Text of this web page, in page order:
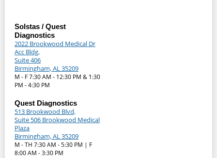
Solstas / Quest
Diagnostics
2022 Brookwood Medical Dr
Acc Bldg,
Suite 406
Birmingham, AL 35209
M - F 7:30 AM - 12:30 PM & 1:30
PM - 4:30 PM
Quest Diagnostics
513 Brookwood Blvd,
Suite 506 Brookwood Medical
Plaza
Birmingham, AL 35209
M - TH 7:30 AM - 5:30 PM | F
8:00 AM - 3:30 PM